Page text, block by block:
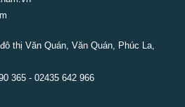
thị Văn Quán, Văn Quán, Phúc La,
365 - 02435 642 966